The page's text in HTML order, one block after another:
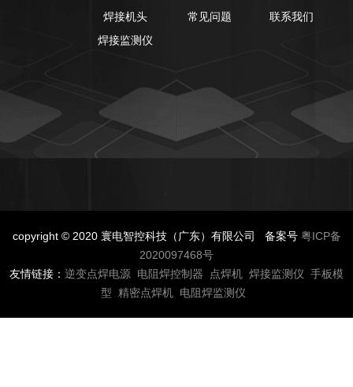
焊接机头
焊接监测仪
常见问题
联系我们
copyright © 2020 寰电智控科技（广东）有限公司 备案号 粤ICP备
2020097468号
友情链接： 逆变点焊电源 电阻焊控制器 点焊机 焊接监测仪 手板模
型 精密点焊机 电阻焊监测仪